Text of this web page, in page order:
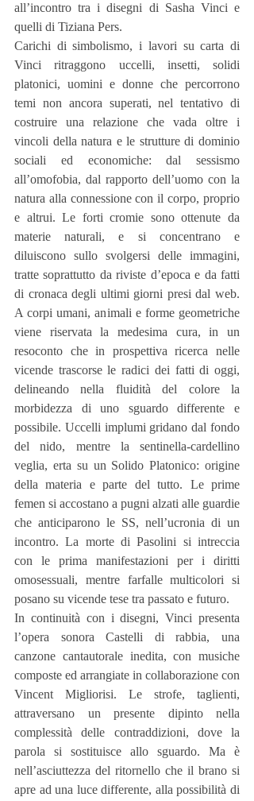
all’incontro tra i disegni di Sasha Vinci e
quelli di Tiziana Pers.
Carichi di simbolismo, i lavori su carta di
Vinci ritraggono uccelli, insetti, solidi
platonici, uomini e donne che percorrono
temi non ancora superati, nel tentativo di
costruire una relazione che vada oltre i
vincoli della natura e le strutture di dominio
sociali ed economiche: dal sessismo
all’omofobia, dal rapporto dell’uomo con la
natura alla connessione con il corpo, proprio
e altrui. Le forti cromie sono ottenute da
materie naturali, e si concentrano e
diluiscono sullo svolgersi delle immagini,
tratte soprattutto da riviste d’epoca e da fatti
di cronaca degli ultimi giorni presi dal web.
A corpi umani, animali e forme geometriche
viene riservata la medesima cura, in un
resoconto che in prospettiva ricerca nelle
vicende trascorse le radici dei fatti di oggi,
delineando nella fluidità del colore la
morbidezza di uno sguardo differente e
possibile. Uccelli implumi gridano dal fondo
del nido, mentre la sentinella-cardellino
veglia, erta su un Solido Platonico: origine
della materia e parte del tutto. Le prime
femen si accostano a pugni alzati alle guardie
che anticiparono le SS, nell’ucronia di un
incontro. La morte di Pasolini si intreccia
con le prima manifestazioni per i diritti
omosessuali, mentre farfalle multicolori si
posano su vicende tese tra passato e futuro.
In continuità con i disegni, Vinci presenta
l’opera sonora Castelli di rabbia, una
canzone cantautorale inedita, con musiche
composte ed arrangiate in collaborazione con
Vincent Migliorisi. Le strofe, taglienti,
attraversano un presente dipinto nella
complessità delle contraddizioni, dove la
parola si sostituisce allo sguardo. Ma è
nell’asciuttezza del ritornello che il brano si
apre ad una luce differente, alla possibilità di